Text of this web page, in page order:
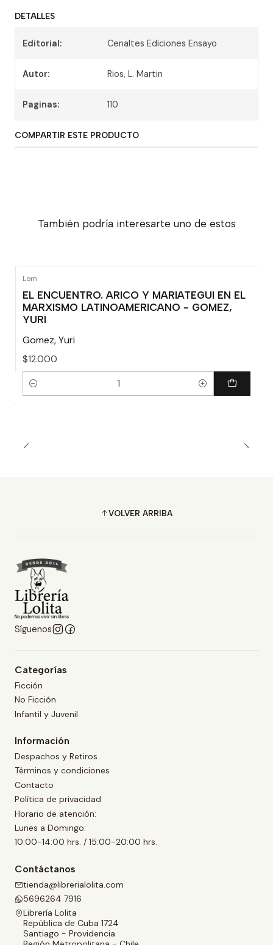
DETALLES
Editorial: Cenaltes Ediciones Ensayo
Autor: Rios, L. Martin
Paginas: 110
COMPARTIR ESTE PRODUCTO
También podría interesarte uno de estos
Lom
EL ENCUENTRO. ARICO Y MARIATEGUI EN EL
MARXISMO LATINOAMERICANO - GOMEZ,
YURI
Gomez, Yuri
$12.000
Cantidad
VOLVER ARRIBA
Síguenos
Categorías
Ficción
No Ficción
Infantil y Juvenil
Información
Despachos y Retiros
Términos y condiciones
Contacto
Política de privacidad
Horario de atención:
Lunes a Domingo:
10:00-14:00 hrs. / 15:00-20:00 hrs.
Contáctanos
tienda@librerialolita.com
5696264 7916
Librería Lolita
República de Cuba 1724
Santiago - Providencia